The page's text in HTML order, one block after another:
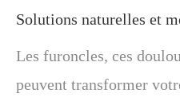
Solutions naturelles et
Les furoncles, ces
peuvent transformer